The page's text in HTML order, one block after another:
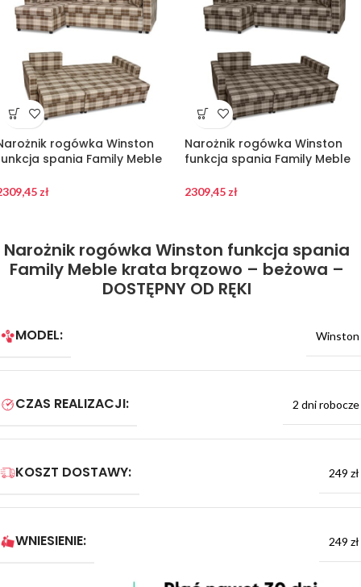
rogówka Winston
spania Family Meble
zł
Narożnik rogówka Winston
funkcja spania Family Meble
2309,45 zł
Narożnik rogówka Winston funkcja spania
Family Meble krata brązowo – beżowa –
DOSTĘPNY OD RĘKI
MODEL: Winston
CZAS REALIZACJI: 2 dni robocze
KOSZT DOSTAWY: 249 zł
WNIESIENIE: 249 zł